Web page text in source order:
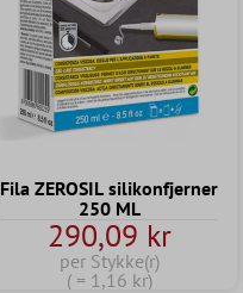
Fila ZEROSIL silikonfjerner
250 ML
290,09 kr
per Stykke(r)
( = 1,16 kr)